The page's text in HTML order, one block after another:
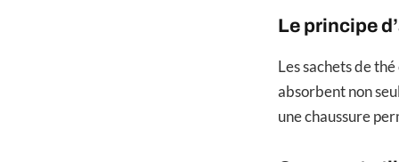
Le principe
Les sachets de
absorbent non
une chaussure